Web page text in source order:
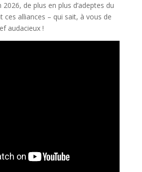
de plus en plus d’adeptes du
ces alliances – qui sait, à vous de
audacieux !